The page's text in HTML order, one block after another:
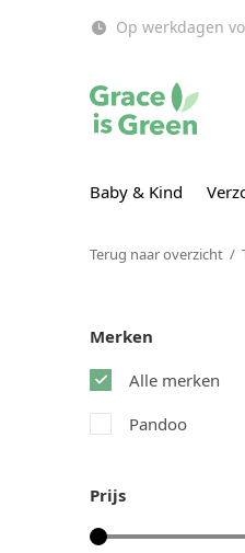
Baby & Kind
Op werkdagen voor
Terug naar overzicht
Merken
Alle merken
Pandoo
Prijs